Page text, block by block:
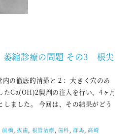
縮診療の問題 その3 根尖
の徹底的清掃と 2： 大きく穴のあ
たCa(OH)2製剤の注入を行い、4ヶ月
ました。 今回は、その結果がどう
前橋,抜歯, 根管治療 , 歯科 ,群馬,高崎